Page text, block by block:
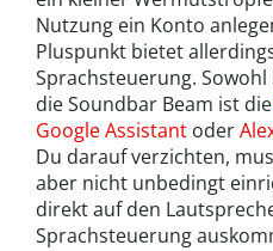
Nutzung ein Konto
Pluspunkt bietet
Sprachsteuerung.
die Soundbar Beam ist die
Google Assistant oder
Du darauf verzichten,
aber nicht unbedingt
direkt auf den
Sprachsteuerung